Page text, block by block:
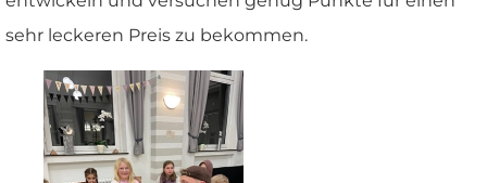
sehr leckeren Preis zu bekommen.